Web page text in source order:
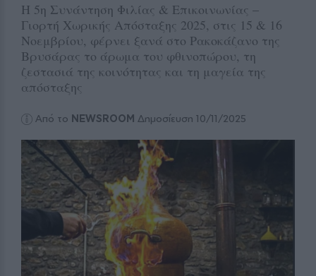
Η 5η Συνάντηση Φιλίας & Επικοινωνίας –
Γιορτή Χωρικής Απόσταξης 2025, στις 15 & 16
Νοεμβρίου, φέρνει ξανά στο Ρακοκάζανο της
Βρυσάρας το άρωμα του φθινοπώρου, τη
ζεστασιά της κοινότητας και τη μαγεία της
απόσταξης
Από το NEWSROOM Δημοσίευση 10/11/2025